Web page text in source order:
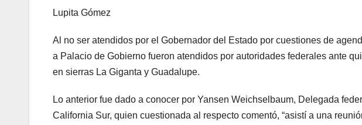
Lupita Gómez
Al no ser atendidos por el Gobernador del Estado por cuestiones de
a Palacio de Gobierno fueron atendidos por autoridades federales ante
en sierras La Giganta y Guadalupe.
Lo anterior fue dado a conocer por Yansen Weichselbaum, Delegada
California Sur, quien cuestionada al respecto comentó, “asistí a una